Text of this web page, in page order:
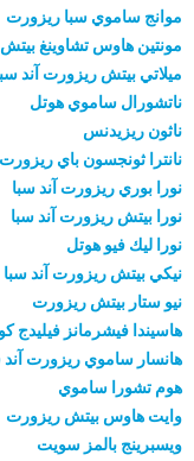
موانج ساموي سبا ريزورت
مونتين هاوس تشاوينغ
ميلاتي بيتش ريزورت آند
ناتشورال ساموي هوتل
ناثون ريزيدنس
نانترا ثونجسون باي ريزورت
نورا بوري ريزورت آند سبا
نورا بيتش ريزورت آند سبا
نورا ليك فيو هوتل
نيكي بيتش ريزورت آند سبا
نيو ستار بيتش ريزورت
هاسيندا فيشرمانز فيليدج
هانسار ساموي ريزورت آند
هوم تشورا ساموي
وايت هاوس بيتش ريزورت
ويسبرينج بالمز سويت